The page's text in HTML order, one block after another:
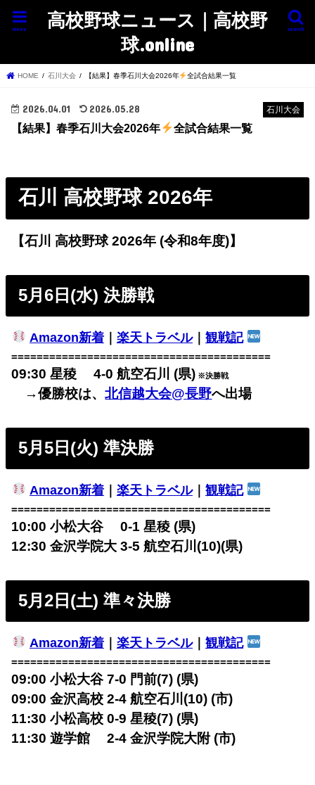
高校野球ニュース｜高校野
球.online
search
menu
HOME 石川大会 【結果】春季石川大会2026年 全試合結果一覧
石川大会
2026.04.01 2026.05.28
【結果】春季石川大会2026年 全試合結果一覧
石川 高校野球 2026年
【石川 高校野球 2026年 (令和8年度)】
5月6日(水) 決勝戦
Amazon新着｜ 楽天トラベル｜ 観戦記
=========================================
09:30 星稜 4-0 航空石川 (県) ※決勝戦
→優勝校は、北信越大会@長野へ出場
5月5日(火) 準決勝
Amazon新着｜ 楽天トラベル｜ 観戦記
=========================================
10:00 小松大谷 0-1 星稜 (県)
12:30 金沢学院大 3-5 航空石川(10)(県)
5月2日(土) 準々決勝
Amazon新着｜ 楽天トラベル｜ 観戦記
=========================================
09:00 小松大谷 7-0 門前(7) (県)
09:00 金沢高校 2-4 航空石川(10) (市)
11:30 小松高校 0-9 星稜(7) (県)
11:30 遊学館 2-4 金沢学院大附 (市)